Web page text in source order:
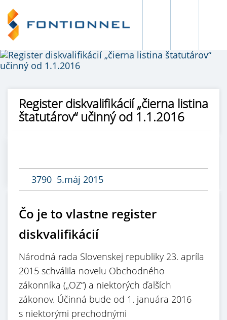
Register diskvalifikácií „čierna listina
štatutárov“ učinný od 1.1.2016
3790 5.máj 2015
Čo je to vlastne register
diskvalifikácií
Národná rada Slovenskej republiky 23. apríla
2015 schválila novelu Obchodného
zákonníka („OZ“) a niektorých ďalších
zákonov. Účinná bude od 1. januára 2016
s niektorými prechodnými